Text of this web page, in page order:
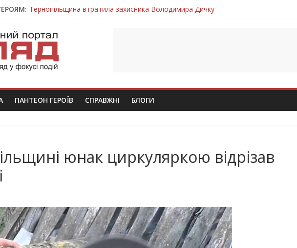
Тернопільщина втратила захисника Володимира Дичку
На війні загинув молодий захисник Дмитро Березко з Тернопільщини
Тернопільщина втратила захисника Володимира Вельму
Тернопільщина втратила молодого захисника Андрія Іскоростенського
ПАНТЕОН ГЕРОЇВ СПРАВЖНІ БЛОГИ
юнак циркуляркою відрізав